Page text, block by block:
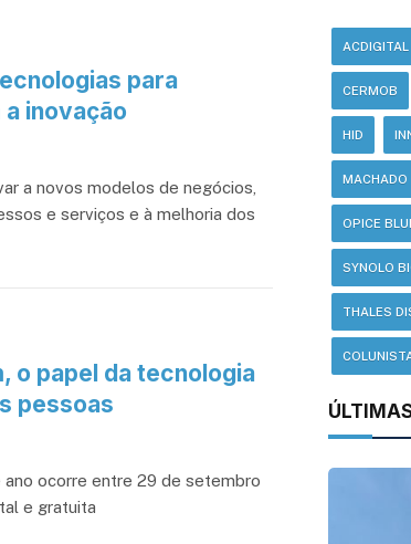
para
inovação
a novos modelos de negócios,
e serviços e à melhoria dos
o papel da tecnologia
pessoas
ocorre entre 29 de setembro
e gratuita
ACDIGITAL
CERMOB
HID
MACHADO
OPICE
SYNOLO
THALES